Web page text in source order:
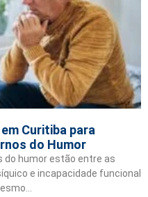
Curitiba para
do Humor
do humor estão entre as
e incapacidade funcional